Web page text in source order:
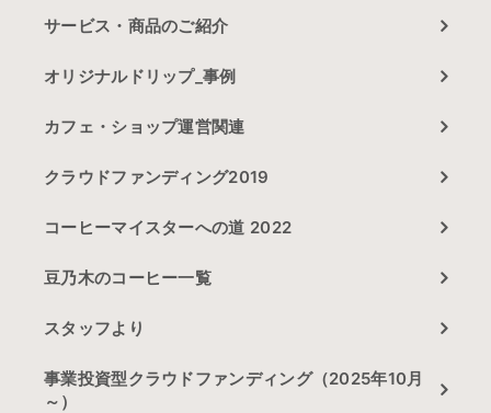
サービス・商品のご紹介
オリジナルドリップ_事例
カフェ・ショップ運営関連
クラウドファンディング2019
コーヒーマイスターへの道 2022
豆乃木のコーヒー一覧
スタッフより
事業投資型クラウドファンディング（2025年10月
～）